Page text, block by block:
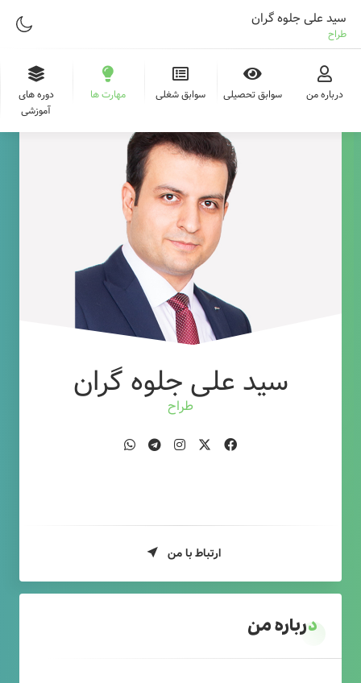
سید علی جلوه گران
طراح وب
درباره من سوابق تحصیلی سوابق شغلی مهارت ها
دوره های
آموزشی
سید علی جلوه گران
طراح وب
ارتباط با من
درباره من